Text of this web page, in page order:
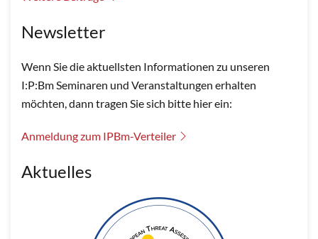
Newsletter
Wenn Sie die aktuellsten Informationen zu unseren
I:P:Bm Seminaren und Veranstaltungen erhalten
möchten, dann tragen Sie sich bitte hier ein:
Anmeldung zum IPBm-Verteiler
Aktuelles